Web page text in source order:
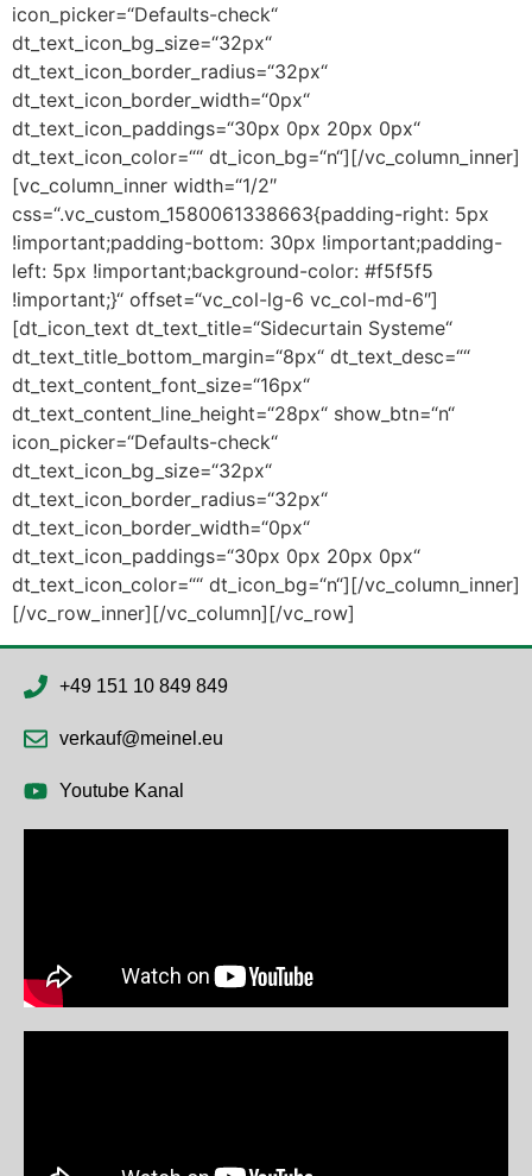
icon_picker=“Defaults-check“
dt_text_icon_bg_size=“32px“
dt_text_icon_border_radius=“32px“
dt_text_icon_border_width=“0px“
dt_text_icon_paddings=“30px 0px 20px 0px“
dt_text_icon_color=““ dt_icon_bg=“n“][/vc_column_inner]
[vc_column_inner width=“1/2″
css=“.vc_custom_1580061338663{padding-right: 5px
!important;padding-bottom: 30px !important;padding-
left: 5px !important;background-color: #f5f5f5
!important;}“ offset=“vc_col-lg-6 vc_col-md-6″]
[dt_icon_text dt_text_title=“Sidecurtain Systeme“
dt_text_title_bottom_margin=“8px“ dt_text_desc=““
dt_text_content_font_size=“16px“
dt_text_content_line_height=“28px“ show_btn=“n“
icon_picker=“Defaults-check“
dt_text_icon_bg_size=“32px“
dt_text_icon_border_radius=“32px“
dt_text_icon_border_width=“0px“
dt_text_icon_paddings=“30px 0px 20px 0px“
dt_text_icon_color=““ dt_icon_bg=“n“][/vc_column_inner]
[/vc_row_inner][/vc_column][/vc_row]
+49 151 10 849 849
verkauf@meinel.eu
Youtube Kanal